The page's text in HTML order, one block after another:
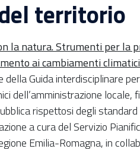
territorio
la natura. Strumenti per la
ai cambiamenti
della Guida interdisciplinare
dell’amministrazione locale,
rispettosi degli
a cura del Servizio
Emilia-Romagna, in